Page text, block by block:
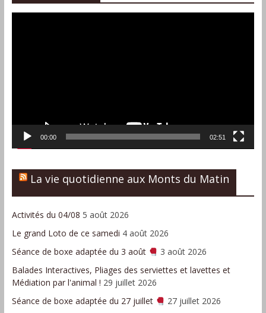
00:00 02:51
La vie quotidienne aux Monts du Matin
Activités du 04/08 5 août 2026
Le grand Loto de ce samedi 4 août 2026
Séance de boxe adaptée du 3 août
3 août 2026
Balades Interactives, Pliages des serviettes et lavettes et
Médiation par l'animal ! 29 juillet 2026
Séance de boxe adaptée du 27 juillet
27 juillet 2026